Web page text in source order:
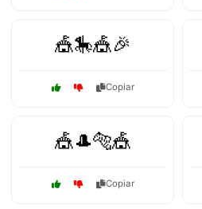
🎪🎠🎪🎉
Copiar
🎪🎩🐅🎪
Copiar